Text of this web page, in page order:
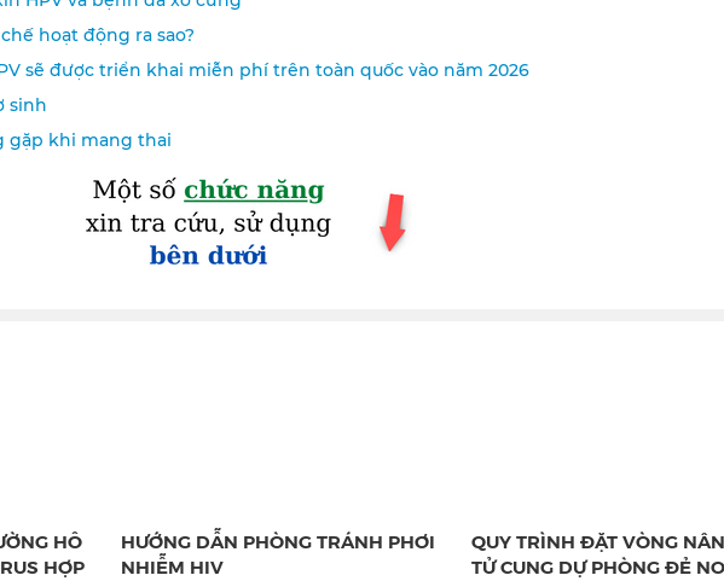
hoạt động ra sao?
sẽ được triển khai miễn phí trên toàn quốc vào năm 2026
sinh
gặp khi mang thai
HÔ
HỢP
HƯỚNG DẪN PHÒNG TRÁNH PHƠI
NHIỄM HIV
QUY TRÌNH ĐẶT VÒNG
TỬ CUNG DỰ PHÒNG ĐẺ